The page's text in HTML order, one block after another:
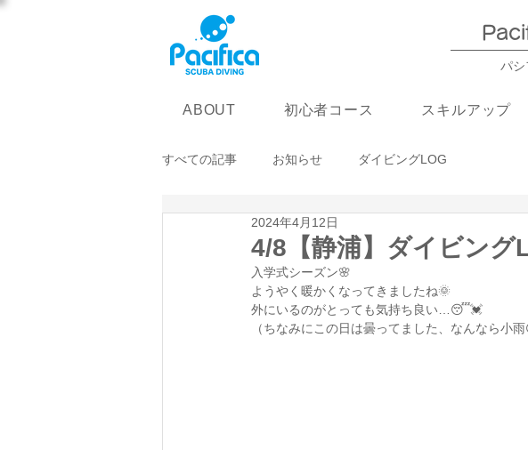
パシ
ABOUT 初心者コース スキルアップ
すべての記事 お知らせ ダイビングLOG
4/8【静浦】ダイビング
2024年4月12日
入学式シーズン🌸
ようやく暖かくなってきましたね🌞
外にいるのがとっても気持ち良い…😴💓
（ちなみにこの日は曇ってました、なんなら小雨